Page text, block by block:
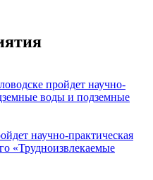
пройдет научно-
воды и подземные
научно-практическая
«Трудноизвлекаемые